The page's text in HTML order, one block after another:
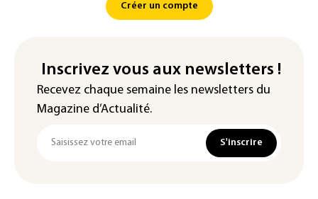
Créer un compte
Inscrivez vous aux newsletters !
Recevez chaque semaine les newsletters du
Magazine d’Actualité.
S'inscrire